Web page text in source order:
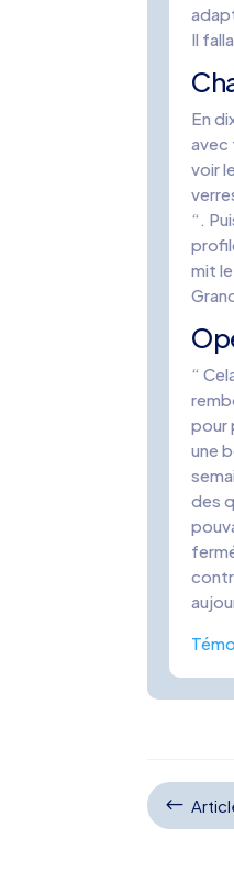
Il
En
avec
voir
“.
mit
“
pour
une
des
#